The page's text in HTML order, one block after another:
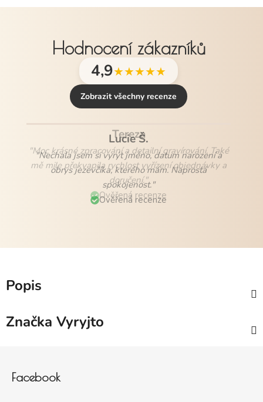
Hodnocení zákazníků
4,9★★★★★
Zobrazit všechny recenze
Lucie Š.
"Nechala jsem si vyrýt jméno, datum narození a
obrys jezevčíka, kterého mám. Naprostá
spokojenost."
Ověřená recenze
Popis
Značka Vyryjto
Facebook